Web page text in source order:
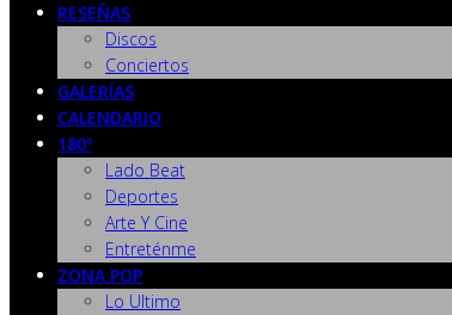
RESEÑAS
Discos
Conciertos
GALERÍAS
CALENDARIO
180º
Lado Beat
Deportes
Arte Y Cine
Entreténme
ZONA POP
Lo Ultimo